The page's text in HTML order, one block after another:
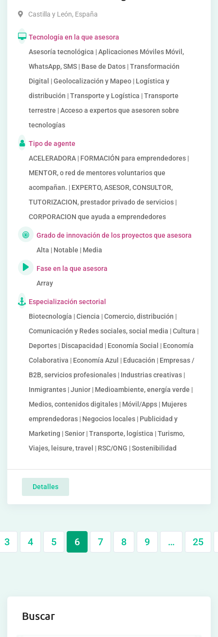
Castilla y León, España
Tecnología en la que asesora
Asesoría tecnológica | Aplicaciones Móviles Móvil,
WhatsApp, SMS | Base de Datos | Transformación
Digital | Geolocalización y Mapeo | Logística y
distribución | Transporte y Logística | Transporte
terrestre | Acceso a expertos que asesoren sobre
tecnologías
Tipo de agente
ACELERADORA | FORMACIÓN para emprendedores |
MENTOR, o red de mentores voluntarios que
acompañan. | EXPERTO, ASESOR, CONSULTOR,
TUTORIZACION, prestador privado de servicios |
CORPORACION que ayuda a emprendedores
Grado de innovación de los proyectos que asesora
Alta | Notable | Media
Fase en la que asesora
Array
Especialización sectorial
Biotecnología | Ciencia | Comercio, distribución |
Comunicación y Redes sociales, social media | Cultura |
Deportes | Discapacidad | Economía Social | Economía
Colaborativa | Economía Azul | Educación | Empresas /
B2B, servicios profesionales | Industrias creativas |
Inmigrantes | Junior | Medioambiente, energía verde |
Medios, contenidos digitales | Móvil/Apps | Mujeres
emprendedoras | Negocios locales | Publicidad y
Marketing | Senior | Transporte, logística | Turismo,
Viajes, leisure, travel | RSC/ONG | Sostenibilidad
Detalles
3 4 5 6 7 8 9 … 25
Buscar